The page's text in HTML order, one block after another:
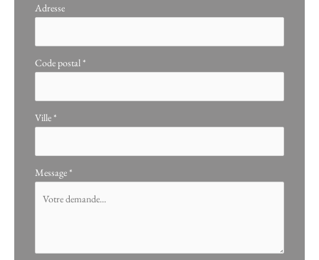
Adresse
Code postal *
Ville *
Message *